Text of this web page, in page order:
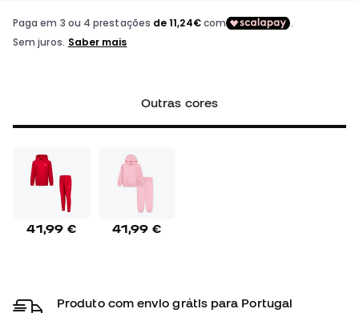
Outras cores
41,99 € 41,99 €
Produto com envio grátis para Portugal